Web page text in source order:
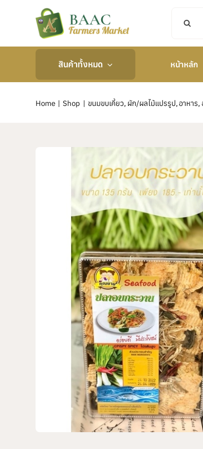
สินค้าทั้งหมด หน้าหลัก
Home Shop ขนมขบเคี้ยว ผัก/ผลไม้แปรรูป อาหาร